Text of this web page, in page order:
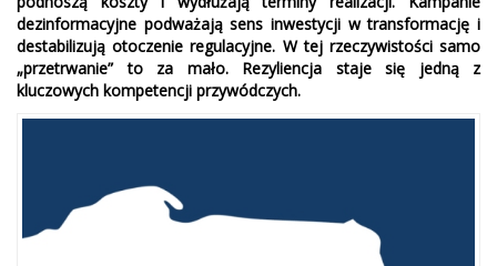
dezinformacyjne podważają sens inwestycji w transformację i
destabilizują otoczenie regulacyjne. W tej rzeczywistości samo
„przetrwanie” to za mało. Rezyliencja staje się jedną z
kluczowych kompetencji przywódczych.